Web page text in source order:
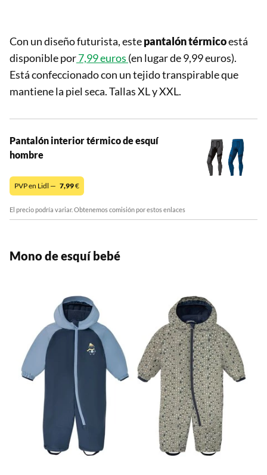
Con un diseño futurista, estepantalón térmicoestá
disponible por7,99 euros (en lugar de 9,99 euros).
Está confeccionado con un tejido transpirable que
mantiene la piel seca. Tallas XL y XXL.
Pantalón interior térmico de esquí
hombre
PVP en Lidl — 7,99€
El precio podría variar. Obtenemos comisión por estos enlaces
Mono de esquí bebé